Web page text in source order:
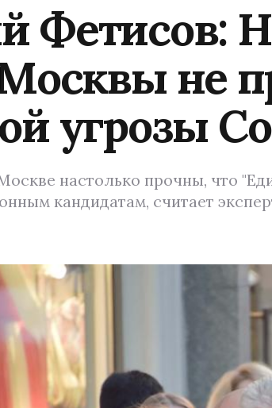
Фетисов:
не
угрозы
настолько прочны, что
кандидатам, считает